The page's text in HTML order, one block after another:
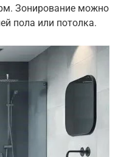
Зонирование можно
пола или потолка.